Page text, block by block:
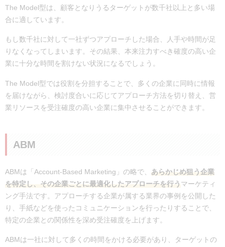
The Model型は、顧客となりうるターゲットが数千社以上と多い場
合に適しています。
もし数千社に対して一社ずつアプローチした場合、人手や時間が足
りなくなってしまいます。その結果、本来注力すべき確度の高い企
業に十分な時間を割けない状況になるでしょう。
The Model型では役割を分担することで、多くの企業に同時に情報
を届けながら、検討度合いに応じてアプローチ方法を切り替え、営
業リソースを受注確度の高い企業に集中させることができます。
ABM
ABMは「Account-Based Marketing」の略で、 あらかじめ狙う企業
を特定し、その企業ごとに最適化したアプローチを行う マーケティ
ング手法です。アプローチする企業が属する業界の事例を公開した
り、手紙などを使ったコミュニケーションを行ったりすることで、
特定の企業との関係性を深め受注確度を上げます。
ABMは一社に対して多くの時間をかける必要があり、ターゲットの